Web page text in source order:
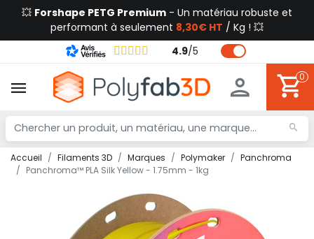
💥 Forshape PETG Premium - Un matériau robuste et
performant à seulement 8,30€ HT / Kg ! 💥
4.9/5
0
Accueil Filaments 3D Marques Polymaker
Panchroma
Panchroma™ PLA Silk Yellow - 1.75mm - 1kg